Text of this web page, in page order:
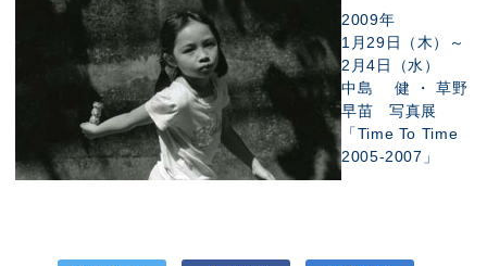
2009年
1月29日（木）～
2月4日（水）
中島 健 ・ 草野
早苗 写真展
「Time To Time
2005-2007」